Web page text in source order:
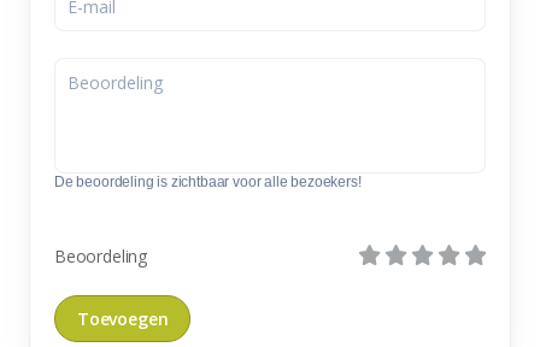
De beoordeling is zichtbaar voor alle bezoekers!
Beoordeling